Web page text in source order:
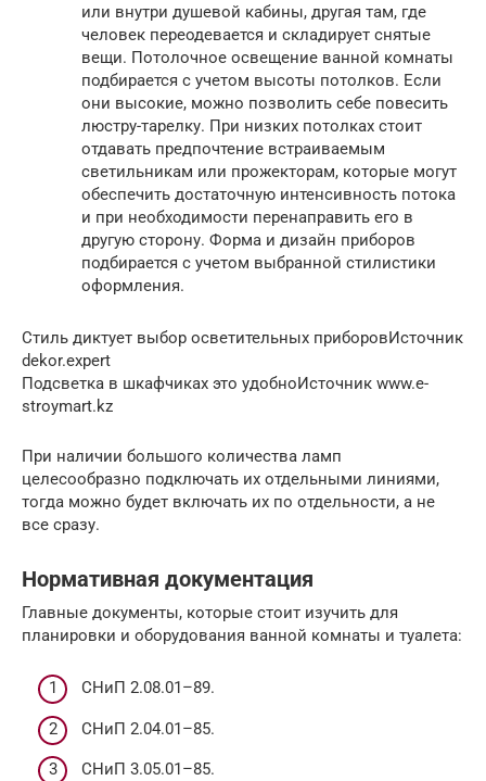
или внутри душевой кабины, другая там, где
человек переодевается и складирует снятые
вещи. Потолочное освещение ванной комнаты
подбирается с учетом высоты потолков. Если
они высокие, можно позволить себе повесить
люстру-тарелку. При низких потолках стоит
отдавать предпочтение встраиваемым
светильникам или прожекторам, которые могут
обеспечить достаточную интенсивность потока
и при необходимости перенаправить его в
другую сторону. Форма и дизайн приборов
подбирается с учетом выбранной стилистики
оформления.
Стиль диктует выбор осветительных приборовИсточник
dekor.expert
Подсветка в шкафчиках это удобноИсточник www.e-
stroymart.kz
При наличии большого количества ламп
целесообразно подключать их отдельными линиями,
тогда можно будет включать их по отдельности, а не
все сразу.
Нормативная документация
Главные документы, которые стоит изучить для
планировки и оборудования ванной комнаты и туалета:
СНиП 2.08.01–89.
СНиП 2.04.01–85.
СНиП 3.05.01–85.